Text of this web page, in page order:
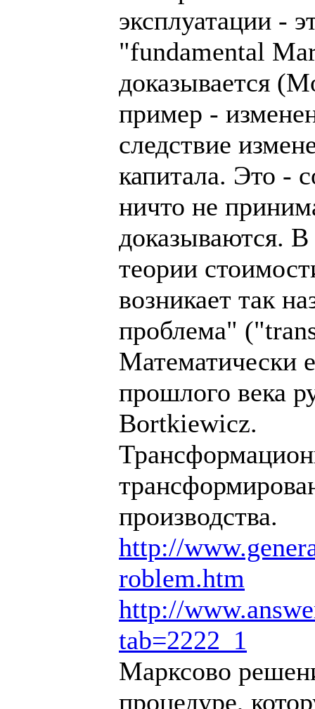
эксплуатации -
"fundamental
доказывается
пример -
следствие
капитала. Это -
ничто не
доказываются.
теории
возникает так
проблема"
Математически
прошлого века
Bortkiewicz.
производства.
http://
roblem.htm
http://
tab=2222_1
Марксово
процедуре,